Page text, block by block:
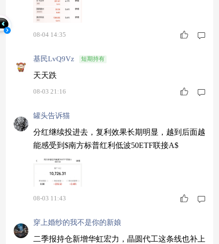
08-04 14:35
基民LvQ9Vz 短期持有
天天跌
08-03 21:16
罐头告诉猫
分红继续投进去，复利效果长期明显，越到后面越
能感受到$南方标普红利低波50ETF联接A$
08-03 11:43
穿上婚纱的我不是你的新娘
二季报持仓新增华虹宏力，晶圆代工这条线也补上